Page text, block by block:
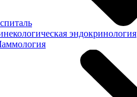
эндокринология